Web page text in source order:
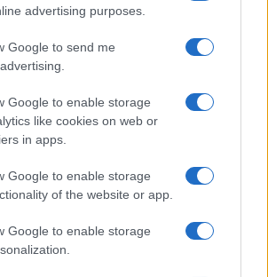
advertising purposes.
Google to send me
Google to enable storage
like cookies on web or
in apps.
Google to enable storage
of the website or app.
Google to enable storage
antiguas